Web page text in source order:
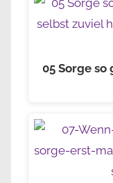
05 Sorge